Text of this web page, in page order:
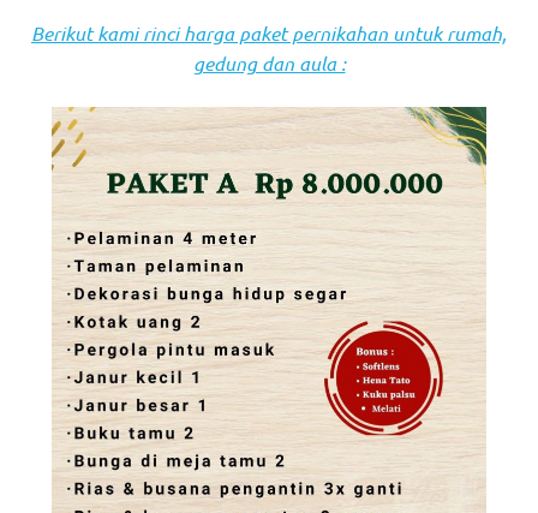
Berikut kami rinci harga paket pernikahan untuk rumah,
gedung dan aula :